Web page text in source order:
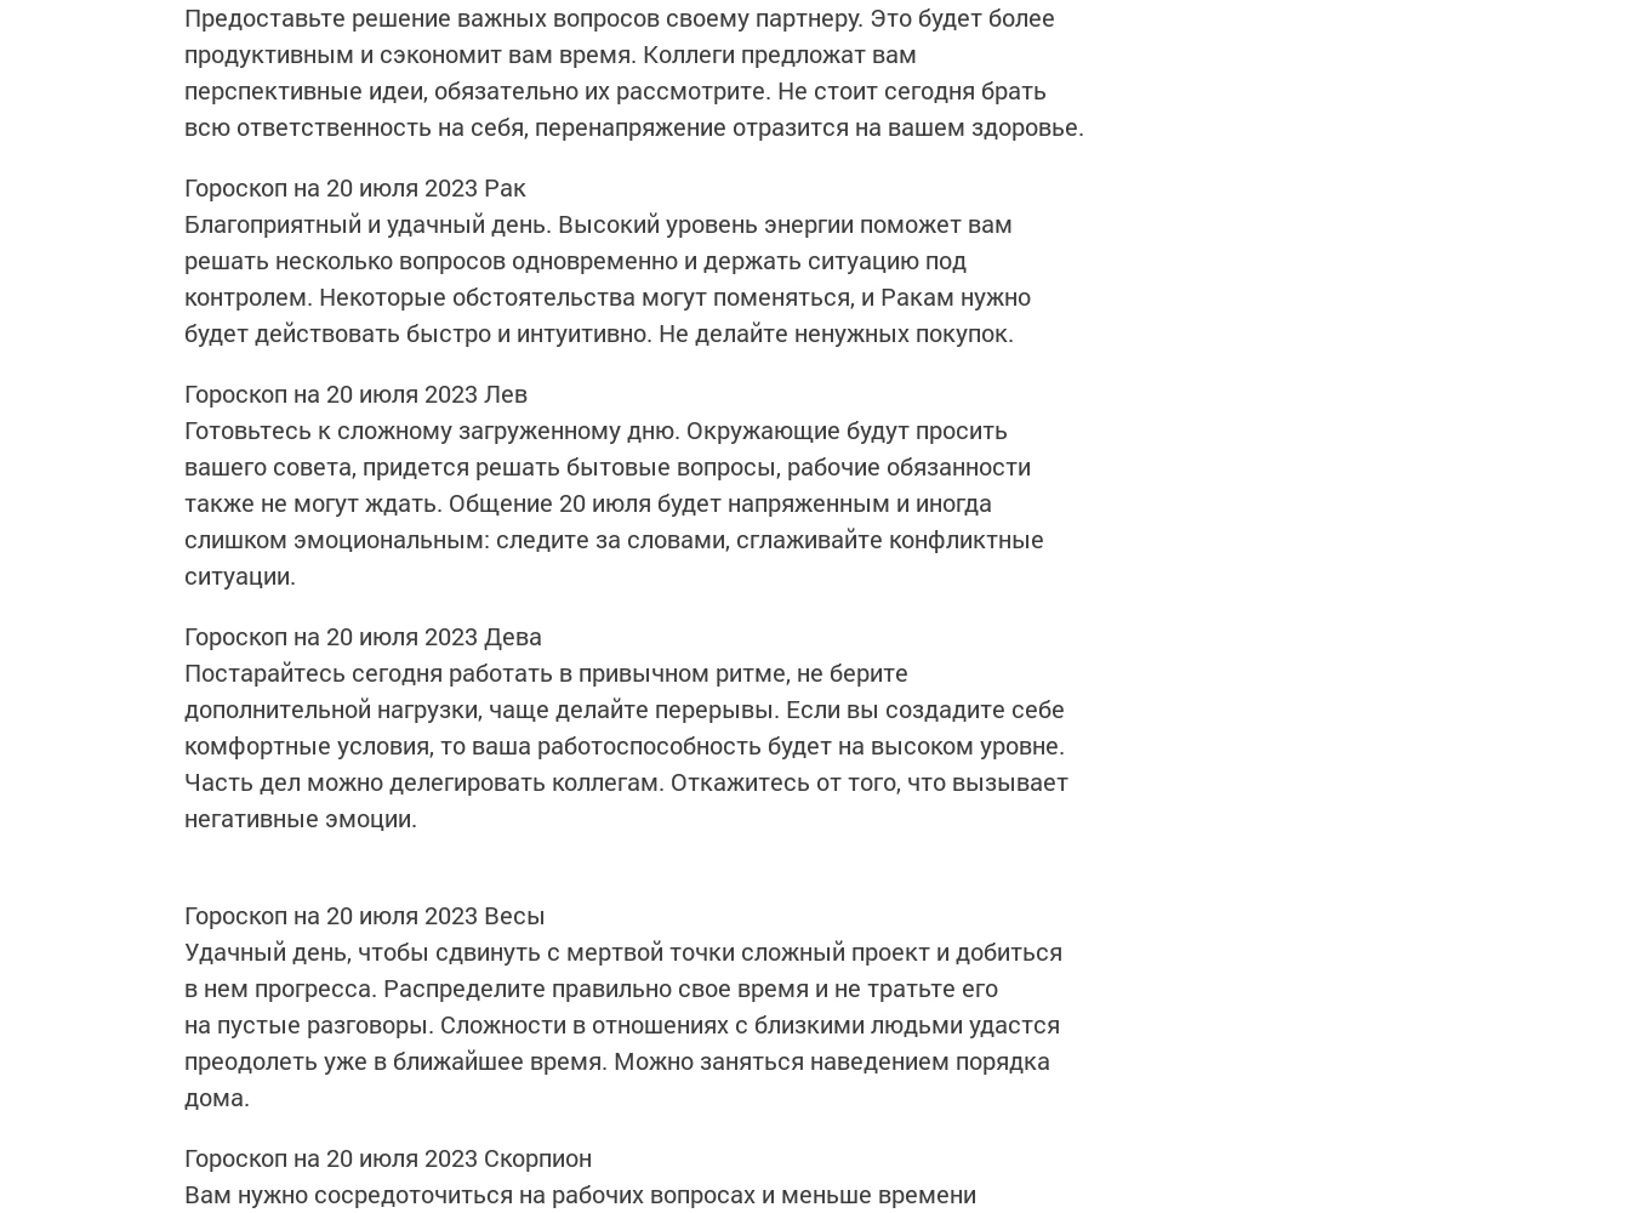
Предоставьте решение важных вопросов своему партнеру. Это будет более
продуктивным и сэкономит вам время. Коллеги предложат вам
перспективные идеи, обязательно их рассмотрите. Не стоит сегодня брать
всю ответственность на себя, перенапряжение отразится на вашем здоровье.
Гороскоп на 20 июля 2023 Рак
Благоприятный и удачный день. Высокий уровень энергии поможет вам
решать несколько вопросов одновременно и держать ситуацию под
контролем. Некоторые обстоятельства могут поменяться, и Ракам нужно
будет действовать быстро и интуитивно. Не делайте ненужных покупок.
Гороскоп на 20 июля 2023 Лев
Готовьтесь к сложному загруженному дню. Окружающие будут просить
вашего совета, придется решать бытовые вопросы, рабочие обязанности
также не могут ждать. Общение 20 июля будет напряженным и иногда
слишком эмоциональным: следите за словами, сглаживайте конфликтные
ситуации.
Гороскоп на 20 июля 2023 Дева
Постарайтесь сегодня работать в привычном ритме, не берите
дополнительной нагрузки, чаще делайте перерывы. Если вы создадите себе
комфортные условия, то ваша работоспособность будет на высоком уровне.
Часть дел можно делегировать коллегам. Откажитесь от того, что вызывает
негативные эмоции.
Гороскоп на 20 июля 2023 Весы
Удачный день, чтобы сдвинуть с мертвой точки сложный проект и добиться
в нем прогресса. Распределите правильно свое время и не тратьте его
на пустые разговоры. Сложности в отношениях с близкими людьми удастся
преодолеть уже в ближайшее время. Можно заняться наведением порядка
дома.
Гороскоп на 20 июля 2023 Скорпион
Вам нужно сосредоточиться на рабочих вопросах и меньше времени